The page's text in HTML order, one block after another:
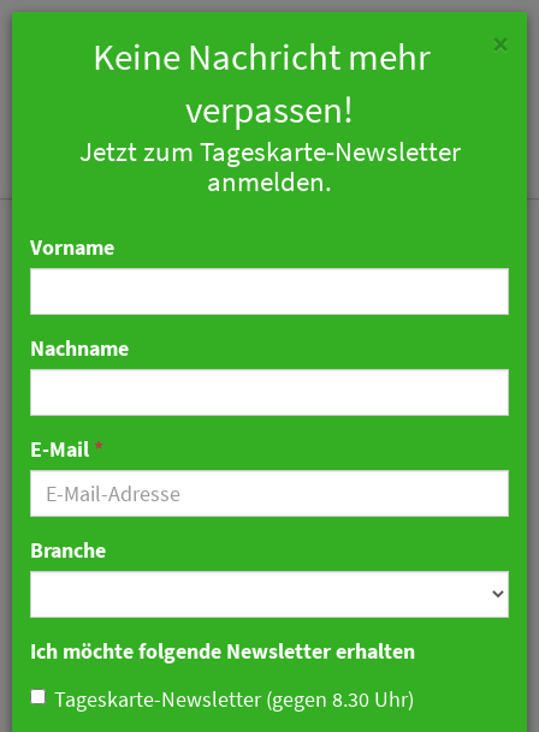
Schwächeres Wachstum
bei den Top 200
03. Juni 2018 12:04 Uhr| Hotellerie
×
Keine Nachricht mehr
verpassen!
Jetzt zum Tageskarte-Newsletter
anmelden.
Vorname
Nachname
E-Mail *
Branche
Ich möchte folgende Newsletter erhalten
Tageskarte-Newsletter (gegen 8.30 Uhr)